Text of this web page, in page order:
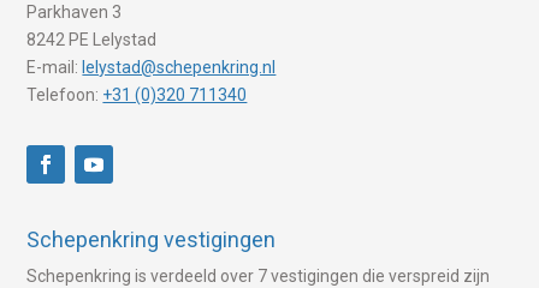
Parkhaven 3
8242 PE Lelystad
E-mail: lelystad@schepenkring.nl
Telefoon: +31 (0)320 711340
Schepenkring vestigingen
Schepenkring is verdeeld over 7 vestigingen die verspreid zijn